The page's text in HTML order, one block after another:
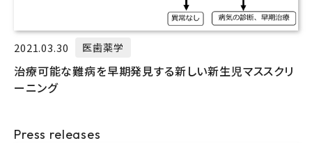
2021.03.30 医歯薬学
治療可能な難病を早期発見する新しい新生児マススクリ
ーニング
Press releases